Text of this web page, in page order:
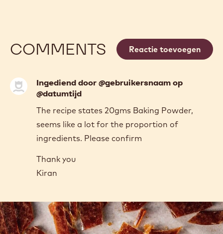
COMMENTS Reactie toevoegen
Ingediend door @gebruikersnaam op
@datumtijd
The recipe states 20gms Baking Powder,
seems like a lot for the proportion of
ingredients. Please confirm
Thank you
Kiran